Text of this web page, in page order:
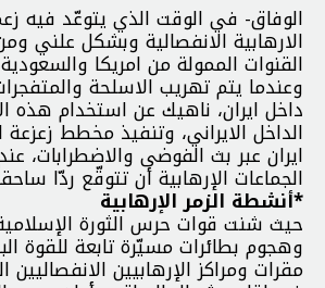
الوفاق- في الوقت الذي يتوعّد فيه
الارهابية الانفصالية وبشكل علني
القنوات الممولة من امريكا
وعندما يتم تهريب الاسلحة
داخل ايران، ناهيك عن استخدام هذه
الداخل الايراني، وتنفيذ مخطط
ايران عبر بث الفوضى والاضطرابات،
الجماعات الإرهابية أن تتوقّع ردّا
*أنشطة الزمر الإرهابية
حيث شنت قوات حرس الثورة
وهجوم بطائرات مسيّرة تابعة للقوة
مقرات ومراكز الإرهابيين الانفصاليين